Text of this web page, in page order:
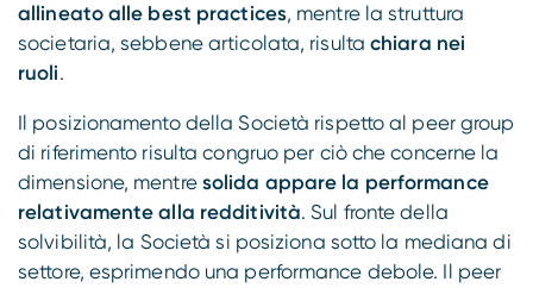
allineato alle best practices, mentre la struttura
societaria, sebbene articolata, risultachiara nei
ruoli.
Il posizionamento della Società rispetto al peer group
di riferimento risulta congruo per ciò che concerne la
dimensione, mentre solida appare la performance
relativamente alla redditività. Sul fronte della
solvibilità, la Società si posiziona sotto la mediana di
settore, esprimendo una performance debole. Il peer